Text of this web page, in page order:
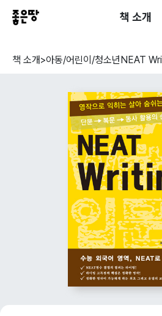
책 소개
책 소개>아동/어린이/청소년NEAT